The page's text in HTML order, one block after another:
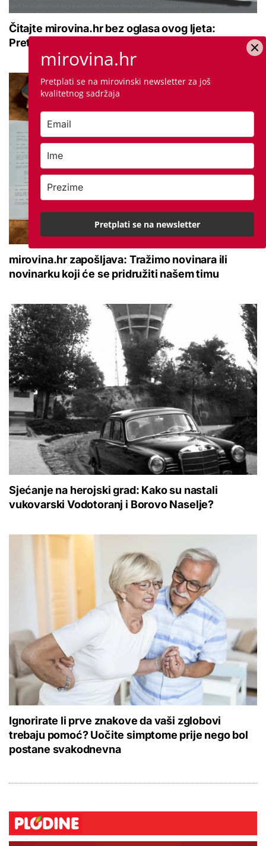
Čitajte mirovina.hr bez oglasa ovog ljeta:
Pretplatite se za samo 3,99 € mjesečno
mirovina.hr zapošljava: Tražimo novinara ili
novinarku koji će se pridružiti našem timu
Sjećanje na herojski grad: Kako su nastali
vukovarski Vodotoranj i Borovo Naselje?
Ignorirate li prve znakove da vaši zglobovi
trebaju pomoć? Uočite simptome prije nego bol
postane svakodnevna
mirovina.hr
Pretplati se na mirovinski newsletter za još
kvalitetnog sadržaja
Pretplati se na newsletter